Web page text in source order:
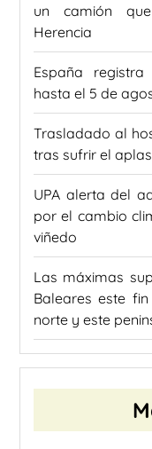
un camión
Herencia
España registra
hasta el 5 de
Trasladado al
tras sufrir el
UPA alerta del
por el cambio
viñedo
Las máximas
Baleares este
norte y este